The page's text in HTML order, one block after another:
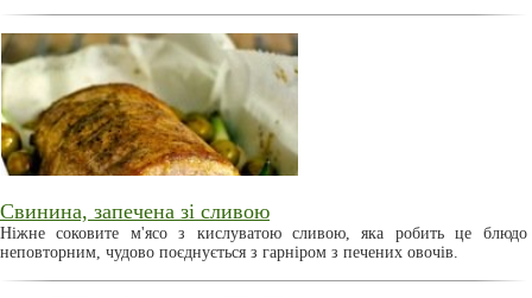
Свинина, запечена зі сливою
Ніжне соковите м'ясо з кислуватою сливою, яка робить це блюдо
неповторним, чудово поєднується з гарніром з печених овочів.